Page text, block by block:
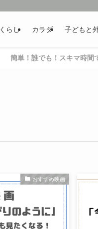
くらし カラダ 子どもと
簡単！誰でも！スキマ時間
おすすめ映画